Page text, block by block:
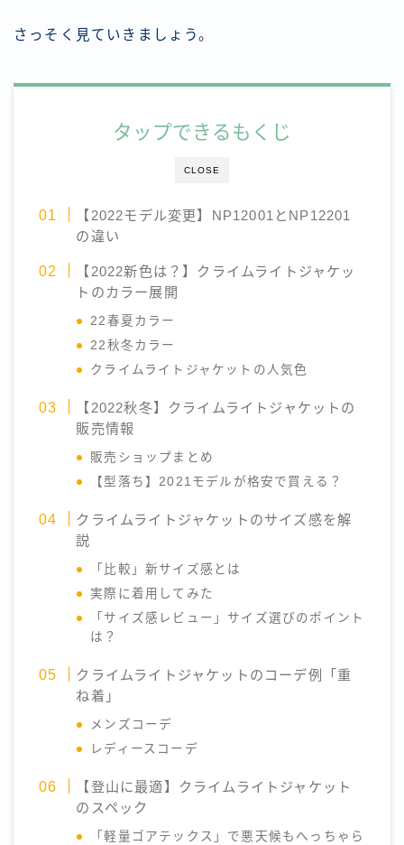
さっそく見ていきましょう。
CLOSE
タップできるもくじ
【2022モデル変更】NP12001とNP12201
の違い
【2022新色は？】クライムライトジャケッ
トのカラー展開
22春夏カラー
22秋冬カラー
クライムライトジャケットの人気色
【2022秋冬】クライムライトジャケットの
販売情報
販売ショップまとめ
【型落ち】2021モデルが格安で買える？
クライムライトジャケットのサイズ感を解
説
「比較」新サイズ感とは
実際に着用してみた
「サイズ感レビュー」サイズ選びのポイント
は？
クライムライトジャケットのコーデ例「重
ね着」
メンズコーデ
レディースコーデ
【登山に最適】クライムライトジャケット
のスペック
「軽量ゴアテックス」で悪天候もへっちゃら